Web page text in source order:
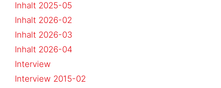
Inhalt 2025-05
Inhalt 2026-02
Inhalt 2026-03
Inhalt 2026-04
Interview
Interview 2015-02